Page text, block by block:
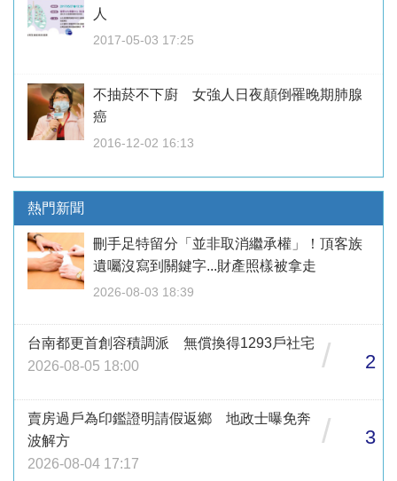
人
2017-05-03 17:25
不抽菸不下廚 女強人日夜顛倒罹晚期肺腺
癌
2016-12-02 16:13
熱門新聞
刪手足特留分「並非取消繼承權」！頂客族
遺囑沒寫到關鍵字...財產照樣被拿走
2026-08-03 18:39
台南都更首創容積調派 無償換得1293戶社宅
2026-08-05 18:00
/ 2
賣房過戶為印鑑證明請假返鄉 地政士曝免奔
波解方
2026-08-04 17:17
/ 3